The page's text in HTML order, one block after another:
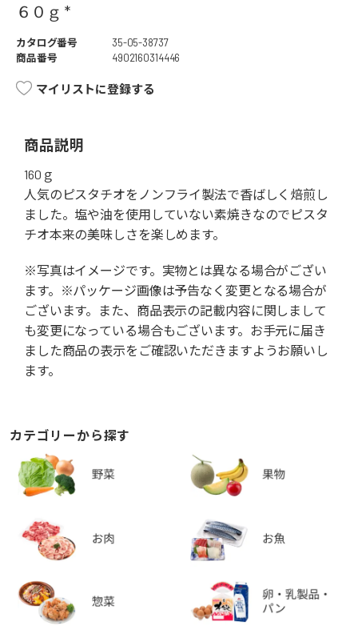
６０ｇ *
カタログ番号
35-05-38737
商品番号
4902160314446
マイリストに登録する
商品説明
160ｇ
人気のピスタチオをノンフライ製法で香ばしく焙煎し
ました。塩や油を使用していない素焼きなのでピスタ
チオ本来の美味しさを楽しめます。
※写真はイメージです。実物とは異なる場合がござい
ます。※パッケージ画像は予告なく変更となる場合が
ございます。また、商品表示の記載内容に関しまして
も変更になっている場合もございます。お手元に届き
ました商品の表示をご確認いただきますようお願いし
ます。
カテゴリーから探す